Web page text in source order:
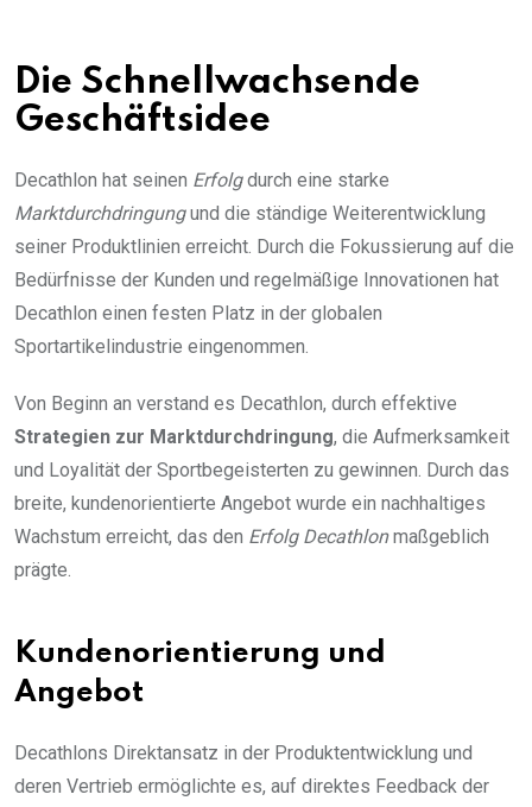
Die Schnellwachsende
Geschäftsidee
Decathlon hat seinen Erfolgdurch eine starke
Marktdurchdringungund die ständige Weiterentwicklung
seiner Produktlinien erreicht. Durch die Fokussierung auf die
Bedürfnisse der Kunden und regelmäßige Innovationen hat
Decathlon einen festen Platz in der globalen
Sportartikelindustrie eingenommen.
Von Beginn an verstand es Decathlon, durch effektive
Strategien zur Marktdurchdringung, die Aufmerksamkeit
und Loyalität der Sportbegeisterten zu gewinnen. Durch das
breite, kundenorientierte Angebot wurde ein nachhaltiges
Wachstum erreicht, das den Erfolg Decathlonmaßgeblich
prägte.
Kundenorientierung und
Angebot
Decathlons Direktansatz in der Produktentwicklung und
deren Vertrieb ermöglichte es, auf direktes Feedback der